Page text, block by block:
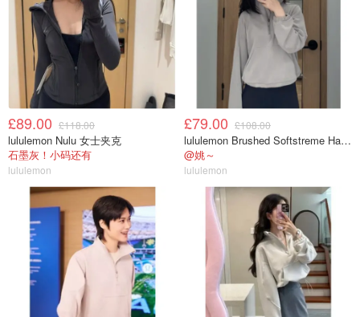
£89.00 £118.00
lululemon Nulu 女士夹克
石墨灰！小码还有
lululemon
£79.00 £108.00
lululemon Brushed Softstreme Half Zip 半拉链上衣
@姚～
lululemon